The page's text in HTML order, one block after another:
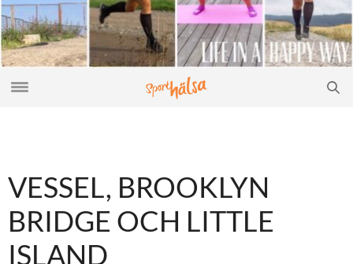
VESSEL, BROOKLYN
BRIDGE OCH LITTLE
ISLAND